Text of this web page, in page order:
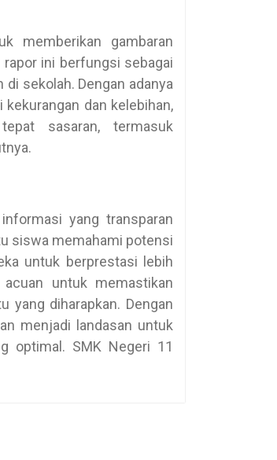
memberikan gambaran
ini berfungsi sebagai
sekolah. Dengan adanya
dan kelebihan,
sasaran, termasuk
yang transparan
siswa memahami potensi
untuk berprestasi lebih
untuk memastikan
yang diharapkan. Dengan
menjadi landasan untuk
optimal. SMK Negeri 11